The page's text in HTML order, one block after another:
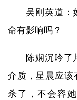
吴刚英道：
命有影响吗？
陈娴沉吟了
介质，星晨应该
杀了，不会容